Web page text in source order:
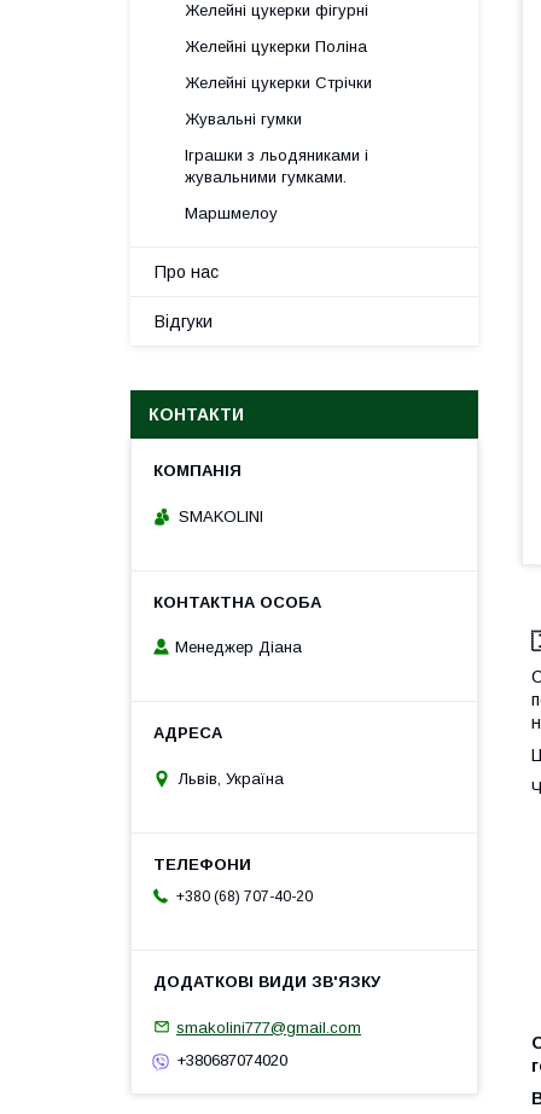
Желейні цукерки фігурні
Желейні цукерки Поліна
Желейні цукерки Стрічки
Жувальні гумки
Іграшки з льодяниками і
жувальними гумками.
Маршмелоу
Про нас
Відгуки
КОНТАКТИ
SMAKOLINI
Менеджер Діана
Львів, Україна
+380 (68) 707-40-20
smakolini777@gmail.com
+380687074020